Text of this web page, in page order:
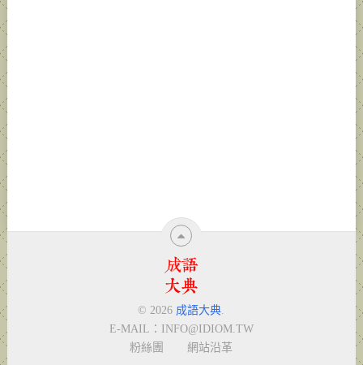
© 2026 成語大典.
E-MAIL： INFO@IDIOM.TW
粉絲團 網站沿革